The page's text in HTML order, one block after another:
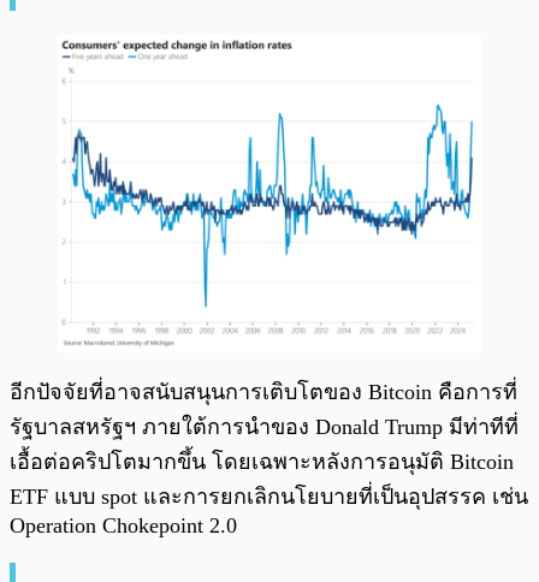
อีกปัจจัยที่อาจสนับสนุนการเติบโตของ Bitcoin คือการที่
รัฐบาลสหรัฐฯ ภายใต้การนำของ Donald Trump มีท่าทีที่
เอื้อต่อคริปโตมากขึ้น โดยเฉพาะหลังการอนุมัติ Bitcoin
ETF แบบ spot และการยกเลิกนโยบายที่เป็นอุปสรรค เช่น
Operation Chokepoint 2.0